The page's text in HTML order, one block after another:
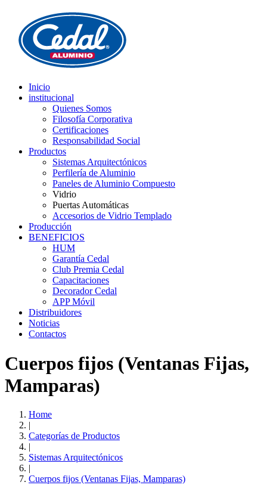
Inicio
institucional
Quienes Somos
Filosofía Corporativa
Certificaciones
Responsabilidad Social
Productos
Sistemas Arquitectónicos
Perfilería de Aluminio
Paneles de Aluminio Compuesto
Vidrio
Puertas Automáticas
Accesorios de Vidrio Templado
Producción
BENEFICIOS
HUM
Garantía Cedal
Club Premia Cedal
Capacitaciones
Decorador Cedal
APP Móvil
Distribuidores
Noticias
Contactos
Cuerpos fijos (Ventanas Fijas,
Mamparas)
Home
|
Categorías de Productos
|
Sistemas Arquitectónicos
|
Cuerpos fijos (Ventanas Fijas, Mamparas)